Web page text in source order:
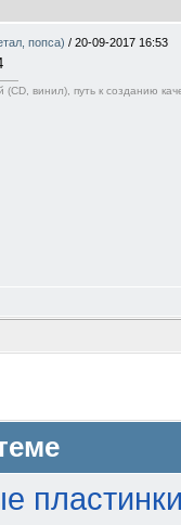
попса) / 20-09-2017 16:53
винил), путь к созданию